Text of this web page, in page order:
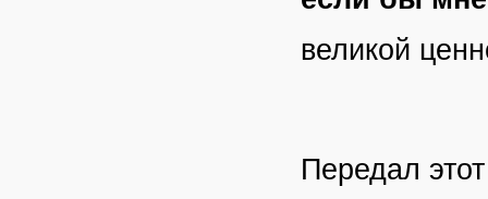
великой
Передал